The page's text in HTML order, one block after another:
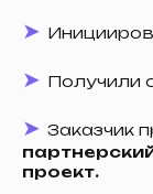
➤
➤ Получили
➤ Заказчик
проект.
Навигация
Услуги